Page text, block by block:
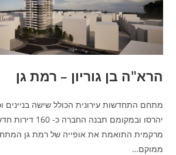
הרא"ה בן גוריון – רמת גן
יהרסו ובמקומם
מרקמית התואמת את אופייה של רמת גן
ממוקם…